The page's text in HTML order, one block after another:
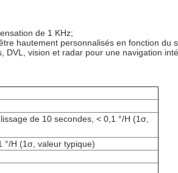
de 1 KHz;
hautement personnalisés en fonction du
vision et radar pour une navigation
de 10 secondes, < 0,1 °/H (1σ,
°/H (1σ, valeur typique)